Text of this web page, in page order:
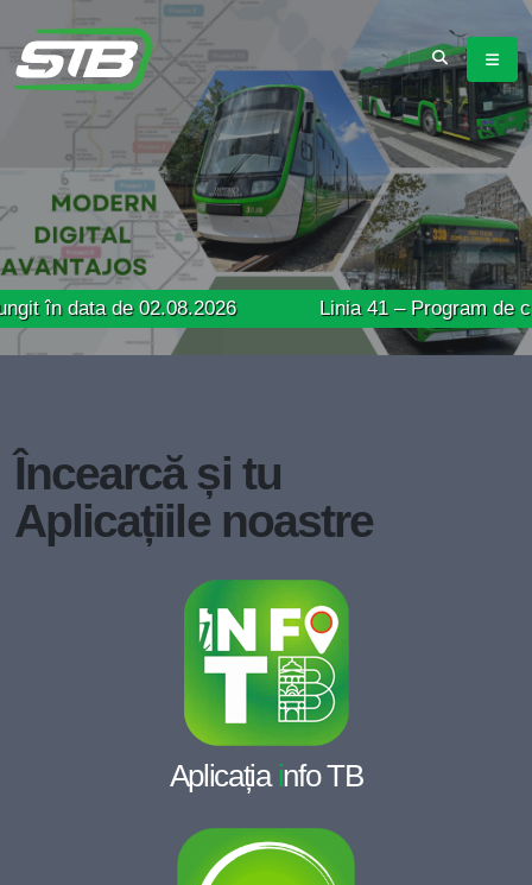
de 02.08.2026 Linia 41 – Program de circulație
Încearcă și tu
Aplicațiile noastre
Aplicația info TB